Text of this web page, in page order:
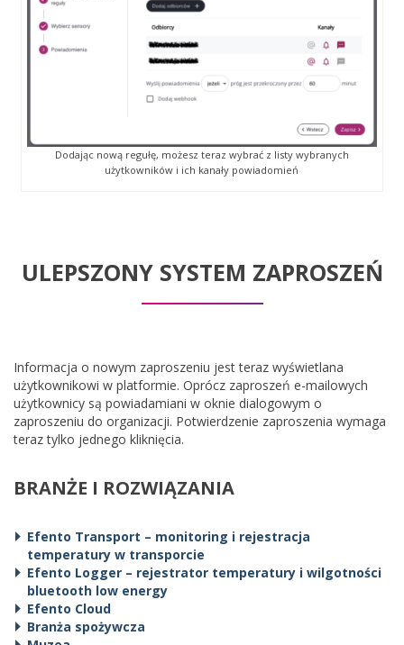
Dodając nową regułę, możesz teraz wybrać z listy wybranych
użytkowników i ich kanały powiadomień
ULEPSZONY SYSTEM ZAPROSZEŃ
Informacja o nowym zaproszeniu jest teraz wyświetlana
użytkownikowi w platformie. Oprócz zaproszeń e-mailowych
użytkownicy są powiadamiani w oknie dialogowym o
zaproszeniu do organizacji. Potwierdzenie zaproszenia wymaga
teraz tylko jednego kliknięcia.
BRANŻE I ROZWIĄZANIA
Efento Transport – monitoring i rejestracja
temperatury w transporcie
Efento Logger – rejestrator temperatury i wilgotności
bluetooth low energy
Efento Cloud
Branża spożywcza